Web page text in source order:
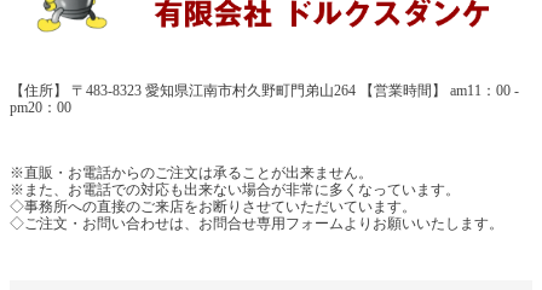
【住所】 〒483-8323 愛知県江南市村久野町門弟山264 【営業時間】 am11：00 -
pm20：00
※直販・お電話からのご注文は承ることが出来ません。
※また、お電話での対応も出来ない場合が非常に多くなっています。
◇事務所への直接のご来店をお断りさせていただいています。
◇ご注文・お問い合わせは、お問合せ専用フォームよりお願いいたします。